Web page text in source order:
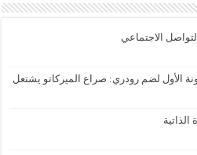
الاجتماعي
لضم رودري: صراع الميركاتو يشتعل